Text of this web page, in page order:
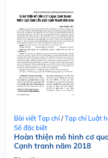
Bài viết Tạp chí/Tạp chí Luật
Số đặc biệt
Hoàn thiện mô hình cơ
Cạnh tranh năm 2018